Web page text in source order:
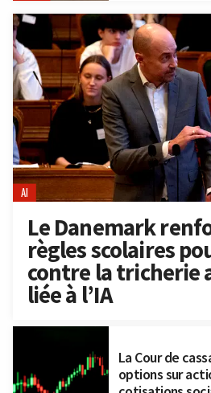
AI
Le Danemark
règles scolaires
contre la tricherie
liée à l’IA
La Cour de
options sur